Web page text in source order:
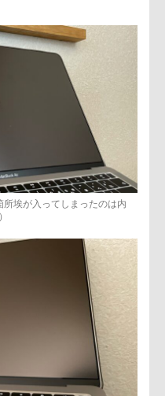
埃が入ってしまったのは内